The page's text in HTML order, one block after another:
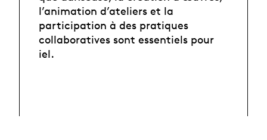
l’animation d’ateliers et la
participation à des pratiques
collaboratives sont essentiels pour
iel.